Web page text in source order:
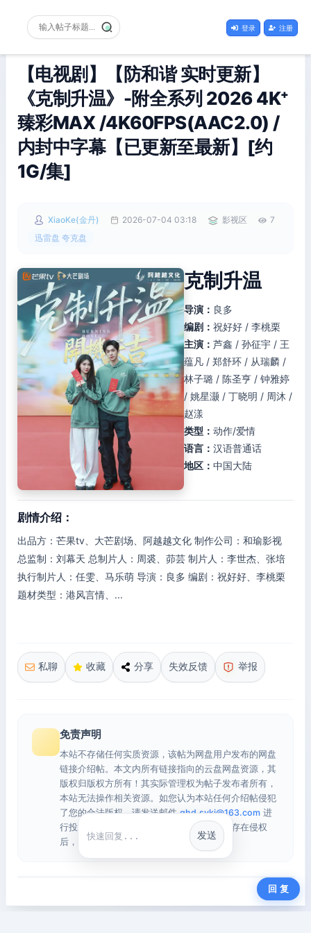
登录 注册
【电视剧】【防和谐 实时更新】
《克制升温》-附全系列 2026 4K⁺
臻彩MAX /4K60FPS(AAC2.0) /
内封中字幕【已更新至最新】[约
1G/集]
XiaoKe(金丹) 2026-07-04 03:18 影视区
7
迅雷盘 夸克盘
克制升温
导演： 良多
编剧： 祝好好 / 李桃栗
主演： 芦鑫 / 孙征宇 / 王
蕴凡 / 郑舒环 / 从瑞麟 /
林子璐 / 陈圣亨 / 钟雅婷
/ 姚星灏 / 丁晓明 / 周沐 /
赵漾
类型： 动作/爱情
语言： 汉语普通话
地区： 中国大陆
剧情介绍：
出品方：芒果tv、大芒剧场、阿越越文化 制作公司：和瑜影视
总监制：刘幕天 总制片人：周裘、茆芸 制片人：李世杰、张培
执行制片人：任雯、马乐萌 导演：良多 编剧：祝好好、李桃栗
题材类型：港风言情、...
私聊 收藏 分享 失效反馈 举报
免责声明
本站不存储任何实质资源，该帖为网盘用户发布的网盘
链接介绍帖。本文内所有链接指向的云盘网盘资源，其
版权归版权方所有！其实际管理权为帖子发布者所有，
本站无法操作相关资源。如您认为本站任何介绍帖侵犯
了您的合法版权，请发送邮件qhd.sykj@163.com 进
行投诉，我们将在确认本文链接指向的资源存在侵权
后，立即删除相关介绍帖子！
快捷回复
发送
回 复